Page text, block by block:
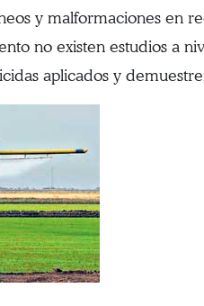
y malformaciones en
no existen estudios a
aplicados y